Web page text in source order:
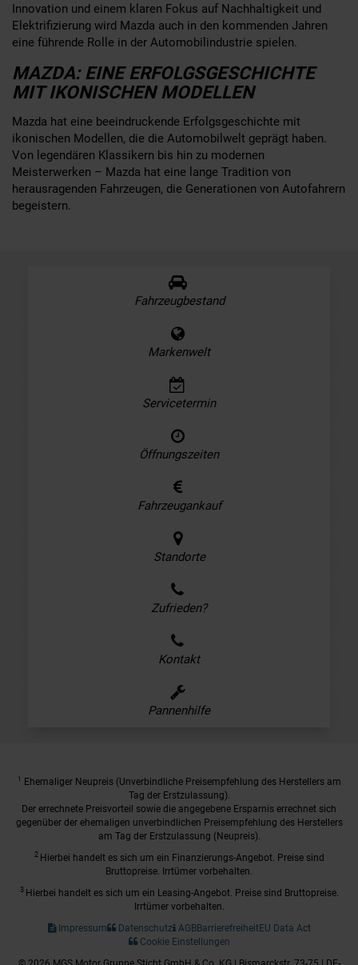
Innovation und einem klaren Fokus auf Nachhaltigkeit und
Elektrifizierung wird Mazda auch in den kommenden Jahren
eine führende Rolle in der Automobilindustrie spielen.
MAZDA: EINE ERFOLGSGESCHICHTE
MIT IKONISCHEN MODELLEN
Mazda hat eine beeindruckende Erfolgsgeschichte mit
ikonischen Modellen, die die Automobilwelt geprägt haben.
Von legendären Klassikern bis hin zu modernen
Meisterwerken – Mazda hat eine lange Tradition von
herausragenden Fahrzeugen, die Generationen von Autofahrern
begeistern.
Fahrzeugbestand
Markenwelt
Servicetermin
Öffnungszeiten
Fahrzeugankauf
Standorte
Zufrieden?
Kontakt
Pannenhilfe
1
Ehemaliger Neupreis (Unverbindliche Preisempfehlung des Herstellers am
Tag der Erstzulassung).
Der errechnete Preisvorteil sowie die angegebene Ersparnis errechnet sich
gegenüber der ehemaligen unverbindlichen Preisempfehlung des Herstellers
am Tag der Erstzulassung (Neupreis).
2 Hierbei handelt es sich um ein Finanzierungs-Angebot. Preise sind
Bruttopreise. Irrtümer vorbehalten.
3 Hierbei handelt es sich um ein Leasing-Angebot. Preise sind Bruttopreise.
Irrtümer vorbehalten.
Impressum
Datenschutz AGBBarrierefreiheitEU Data Act
Cookie Einstellungen